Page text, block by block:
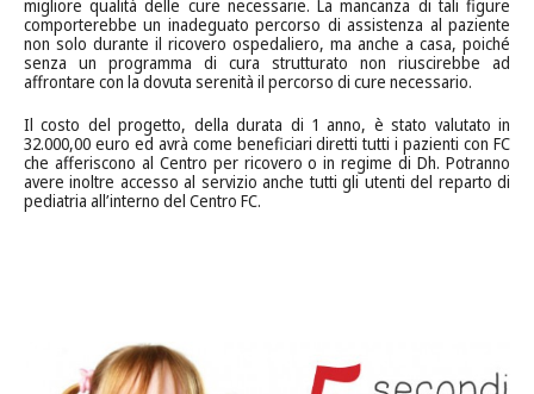
migliore qualità delle cure necessarie. La mancanza di tali figure
comporterebbe un inadeguato percorso di assistenza al paziente
non solo durante il ricovero ospedaliero, ma anche a casa, poiché
senza un programma di cura strutturato non riuscirebbe ad
affrontare con la dovuta serenità il percorso di cure necessario.
Il costo del progetto, della durata di 1 anno, è stato valutato in
32.000,00 euro ed avrà come beneficiari diretti tutti i pazienti con FC
che afferiscono al Centro per ricovero o in regime di Dh. Potranno
avere inoltre accesso al servizio anche tutti gli utenti del reparto di
pediatria all’interno del Centro FC.